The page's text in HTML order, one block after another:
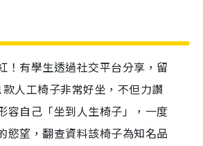
！有學生透過社交平台分享，留
人工椅子非常好坐，不但力讚
容自己「坐到人生椅子」，一度
慾望，翻查資料該椅子為知名品